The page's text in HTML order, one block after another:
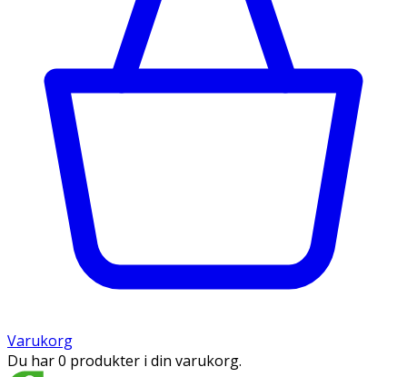
Varukorg
Du har 0 produkter i din varukorg.